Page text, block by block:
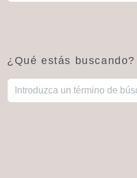
¿Qué estás buscando?
Cuando hay resultados